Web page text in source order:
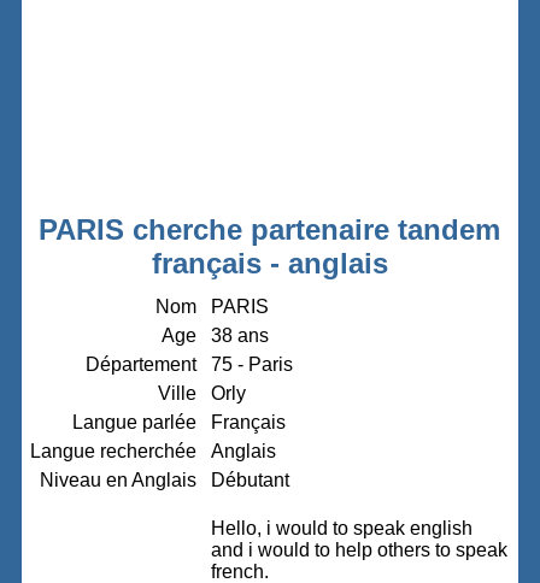
PARIS cherche partenaire tandem
français - anglais
Nom
PARIS
Age
38 ans
Département
75 - Paris
Ville
Orly
Langue parlée
Français
Langue recherchée
Anglais
Niveau en Anglais
Débutant
Hello, i would to speak english
and i would to help others to speak
french.